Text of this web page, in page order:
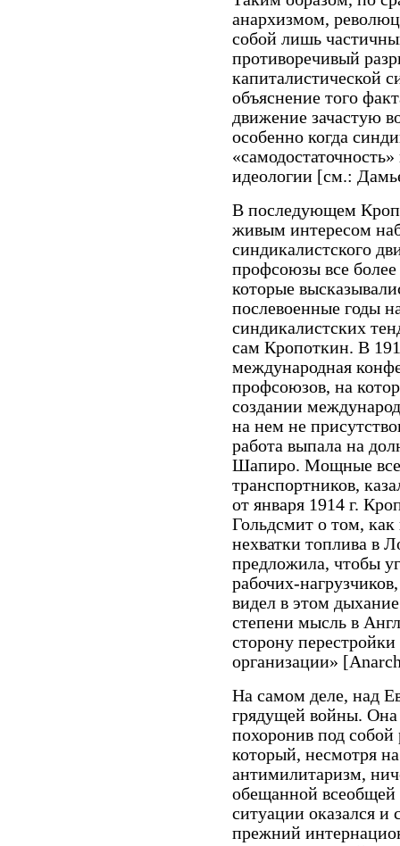
анархизмом,
собой лишь
противоречивый
капиталистической
объяснение того
движение зачастую
особенно когда
идеологии [см.:
В последующем
живым интересом
синдикалистского
профсоюзы все
которые
послевоенные годы
синдикалистских
сам Кропоткин. В
международная
профсоюзов, на
создании
на нем не
работа выпала на
Шапиро. Мощные
транспортников,
от января 1914 г.
Гольдсмит о том, как
нехватки топлива в
предложила, чтобы
рабочих-
видел в этом
степени мысль в
сторону
организации»
На самом деле, над
грядущей войны. Она
похоронив под
который, несмотря
антимилитаризм,
обещанной всеобщей
ситуации оказался
прежний